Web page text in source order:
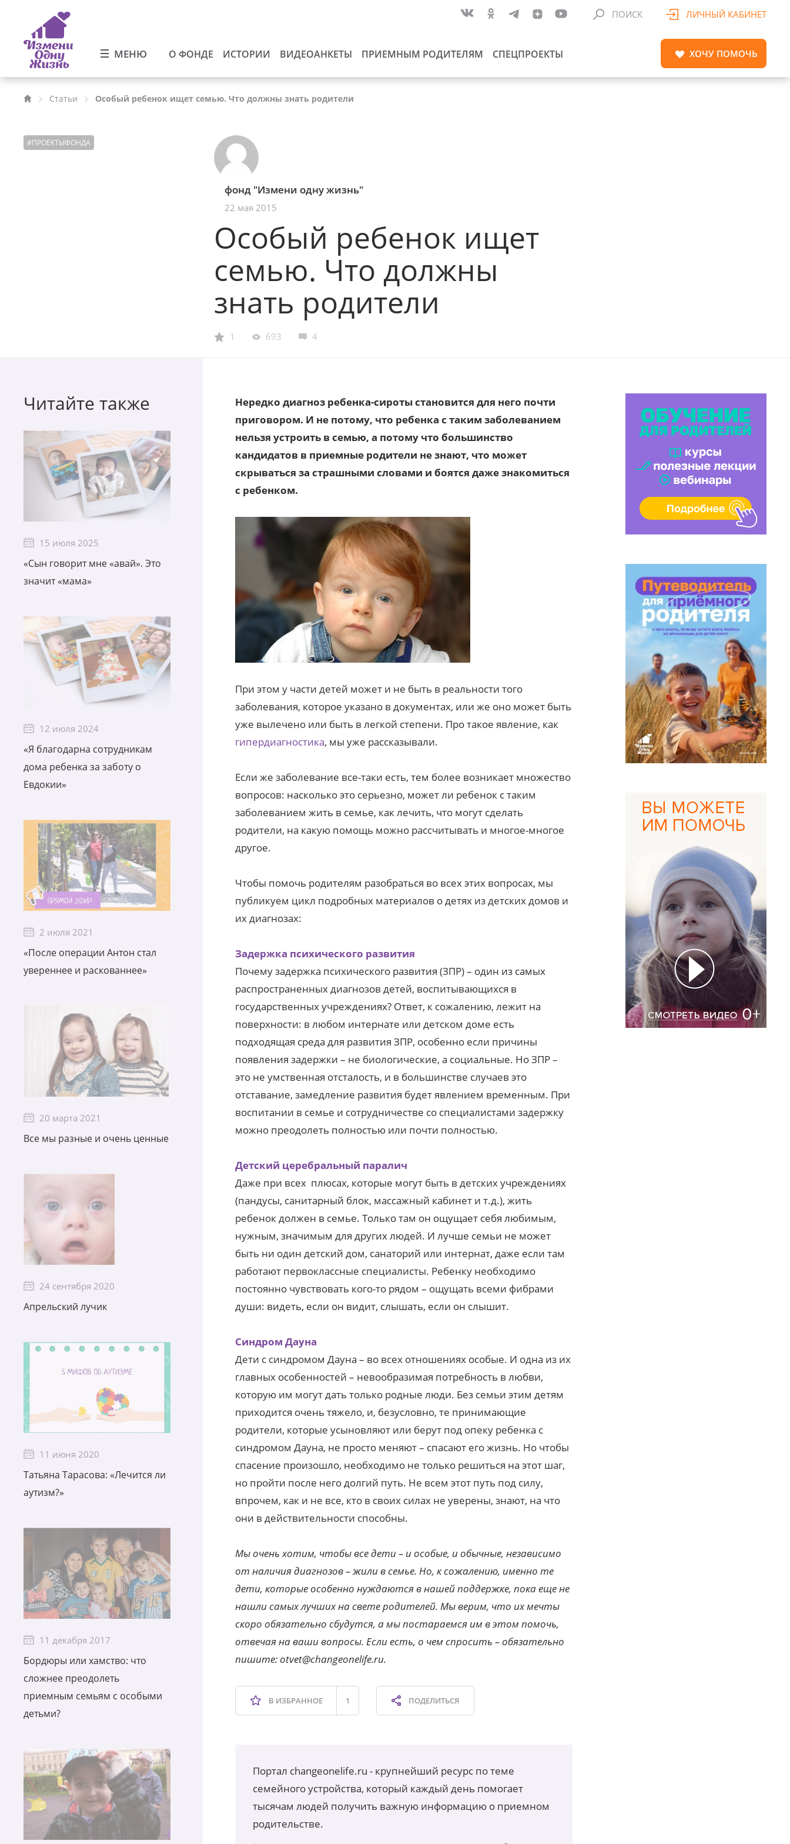
МЕНЮ О ФОНДЕ ИСТОРИИ ВИДЕОАНКЕТЫ ПРИЕМНЫМ РОДИТЕЛЯМ СПЕЦПРОЕКТЫ
ПОИСК ЛИЧНЫЙ КАБИНЕТ
ХОЧУ ПОМОЧЬ
Статьи Особый ребенок ищет семью. Что должны знать родители
#ПРОЕКТЫФОНДА
фонд "Измени одну жизнь"
22 мая 2015
Особый ребенок ищет
семью. Что должны
знать родители
1 693 4
Читайте также
15 июля 2025
«Сын говорит мне «авай». Это
значит «мама»
12 июля 2024
«Я благодарна сотрудникам
дома ребенка за заботу о
Евдокии»
2 июля 2021
«После операции Антон стал
увереннее и раскованнее»
20 марта 2021
Все мы разные и очень ценные
24 сентября 2020
Апрельский лучик
11 июня 2020
Татьяна Тарасова: «Лечится ли
аутизм?»
11 декабря 2017
Бордюры или хамство: что
сложнее преодолеть
приемным семьям с особыми
детьми?
Нередко диагноз ребенка-сироты становится для него почти
приговором. И не потому, что ребенка с таким заболеванием
нельзя устроить в семью, а потому что большинство
кандидатов в приемные родители не знают, что может
скрываться за страшными словами и боятся даже знакомиться
с ребенком.
При этом у части детей может и не быть в реальности того
заболевания, которое указано в документах, или же оно может быть
уже вылечено или быть в легкой степени. Про такое явление, как
гипердиагностика, мы уже рассказывали.
Если же заболевание все-таки есть, тем более возникает множество
вопросов: насколько это серьезно, может ли ребенок с таким
заболеванием жить в семье, как лечить, что могут сделать
родители, на какую помощь можно рассчитывать и многое-многое
другое.
Чтобы помочь родителям разобраться во всех этих вопросах, мы
публикуем цикл подробных материалов о детях из детских домов и
их диагнозах:
Задержка психического развития
Почему задержка психического развития (ЗПР) – один из самых
распространенных диагнозов детей, воспитывающихся в
государственных учреждениях? Ответ, к сожалению, лежит на
поверхности: в любом интернате или детском доме есть
подходящая среда для развития ЗПР, особенно если причины
появления задержки – не биологические, а социальные. Но ЗПР –
это не умственная отсталость, и в большинстве случаев это
отставание, замедление развития будет явлением временным. При
воспитании в семье и сотрудничестве со специалистами задержку
можно преодолеть полностью или почти полностью.
Детский церебральный паралич
Даже при всех плюсах, которые могут быть в детских учреждениях
(пандусы, санитарный блок, массажный кабинет и т.д.), жить
ребенок должен в семье. Только там он ощущает себя любимым,
нужным, значимым для других людей. И лучше семьи не может
быть ни один детский дом, санаторий или интернат, даже если там
работают первоклассные специалисты. Ребенку необходимо
постоянно чувствовать кого-то рядом – ощущать всеми фибрами
души: видеть, если он видит, слышать, если он слышит.
Синдром Дауна
Дети с синдромом Дауна – во всех отношениях особые. И одна из их
главных особенностей – невообразимая потребность в любви,
которую им могут дать только родные люди. Без семьи этим детям
приходится очень тяжело, и, безусловно, те принимающие
родители, которые усыновляют или берут под опеку ребенка с
синдромом Дауна, не просто меняют – спасают его жизнь. Но чтобы
спасение произошло, необходимо не только решиться на этот шаг,
но пройти после него долгий путь. Не всем этот путь под силу,
впрочем, как и не все, кто в своих силах не уверены, знают, на что
они в действительности способны.
Мы очень хотим, чтобы все дети – и особые, и обычные, независимо
от наличия диагнозов – жили в семье. Но, к сожалению, именно те
дети, которые особенно нуждаются в нашей поддержке, пока еще не
нашли самых лучших на свете родителей. Мы верим, что их мечты
скоро обязательно сбудутся, а мы постараемся им в этом помочь,
отвечая на ваши вопросы. Если есть, о чем спросить – обязательно
пишите: otvet@changeonelife.ru.
В ИЗБРАННОЕ 1 ПОДЕЛИТЬСЯ
Портал changeonelife.ru - крупнейший ресурс по теме
семейного устройства, который каждый день помогает
тысячам людей получить важную информацию о приемном
родительстве.